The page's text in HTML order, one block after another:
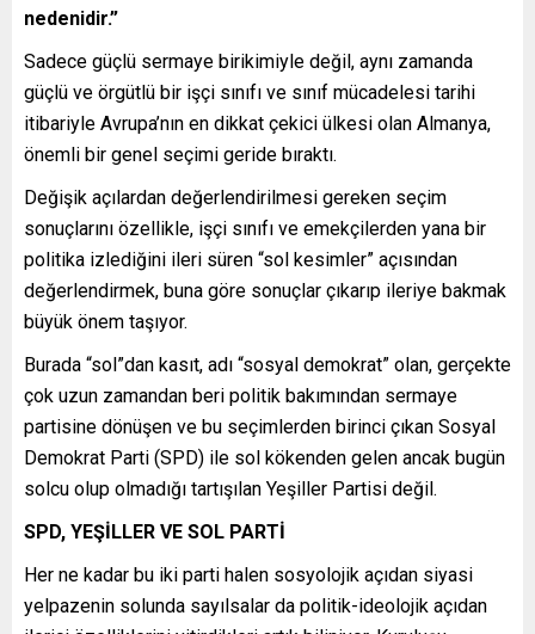
nedenidir.”
Sadece güçlü sermaye birikimiyle değil, aynı zamanda
güçlü ve örgütlü bir işçi sınıfı ve sınıf mücadelesi tarihi
itibariyle Avrupa’nın en dikkat çekici ülkesi olan Almanya,
önemli bir genel seçimi geride bıraktı.
Değişik açılardan değerlendirilmesi gereken seçim
sonuçlarını özellikle, işçi sınıfı ve emekçilerden yana bir
politika izlediğini ileri süren “sol kesimler” açısından
değerlendirmek, buna göre sonuçlar çıkarıp ileriye bakmak
büyük önem taşıyor.
Burada “sol”dan kasıt, adı “sosyal demokrat” olan, gerçekte
çok uzun zamandan beri politik bakımından sermaye
partisine dönüşen ve bu seçimlerden birinci çıkan Sosyal
Demokrat Parti (SPD) ile sol kökenden gelen ancak bugün
solcu olup olmadığı tartışılan Yeşiller Partisi değil.
SPD, YEŞİLLER VE SOL PARTİ
Her ne kadar bu iki parti halen sosyolojik açıdan siyasi
yelpazenin solunda sayılsalar da politik-ideolojik açıdan